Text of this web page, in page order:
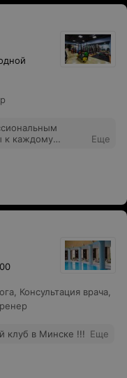
хорошо. Буду
по ценам
Еще
, Консультация врача,
Самый чистый и атмосферный клуб в Минске !!! Еще